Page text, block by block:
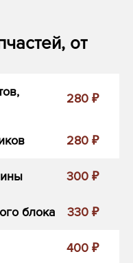
от
280 ₽
280 ₽
300 ₽
блока 330 ₽
400 ₽